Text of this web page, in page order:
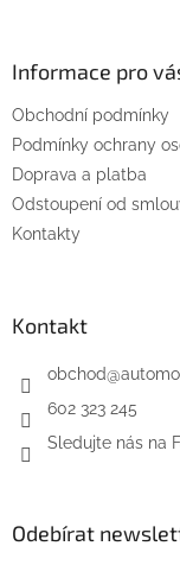
Informace pro
Obchodní podmínky
Podmínky ochrany
Doprava a platba
Odstoupení od
Kontakty
Kontakt
obchod@
602 323 245
Sledujte nás na
Odebírat